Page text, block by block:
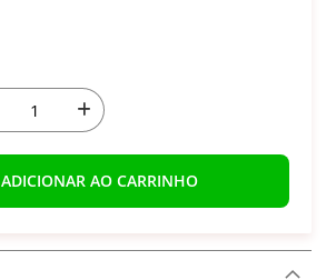
ADICIONAR AO CARRINHO